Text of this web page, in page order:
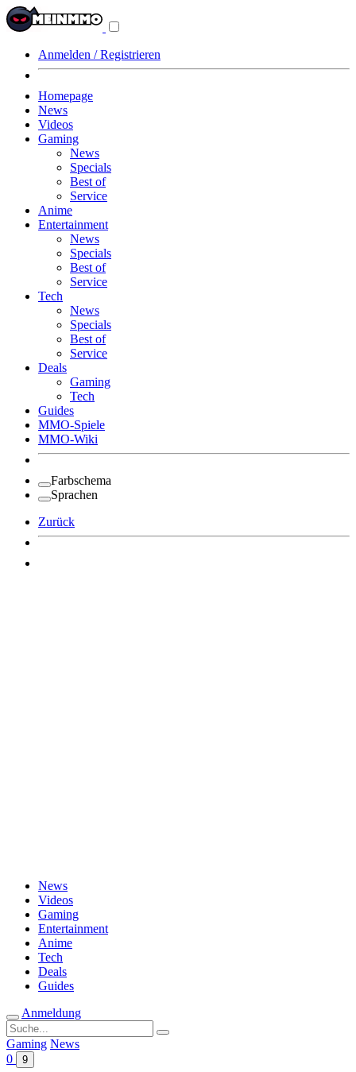
Anmelden / Registrieren
Homepage
News
Videos
Gaming
News
Specials
Best of
Service
Anime
Entertainment
News
Specials
Best of
Service
Tech
News
Specials
Best of
Service
Deals
Gaming
Tech
Guides
MMO-Spiele
MMO-Wiki
Farbschema
Sprachen
Zurück
News
Videos
Gaming
Entertainment
Anime
Tech
Deals
Guides
Anmeldung
Suche
nach:
Gaming News
0
9